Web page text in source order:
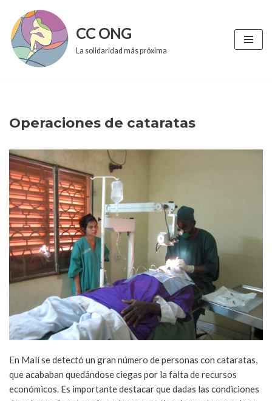
Saltar
al
contenido
CC ONG
La solidaridad más próxima
Operaciones de cataratas
En Malí se detectó un gran número de personas con cataratas,
que acababan quedándose ciegas por la falta de recursos
económicos. Es importante destacar que dadas las condiciones